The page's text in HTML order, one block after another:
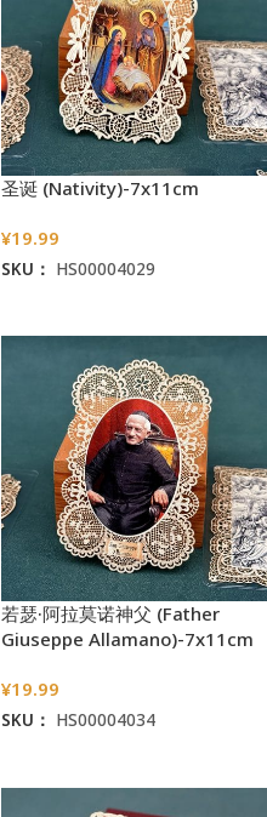
圣诞 (Nativity)-7x11cm
¥19.99
SKU： HS00004029
若瑟·阿拉莫诺神父 (Father
Giuseppe Allamano)-7x11cm
¥19.99
SKU： HS00004034